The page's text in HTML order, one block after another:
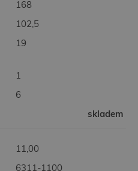
168
102,5
19
1
6
skladem
11,00
6311-1100